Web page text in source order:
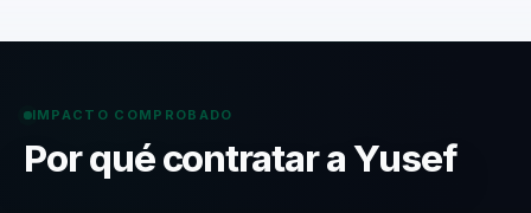
IMPACTO COMPROBADO
Por qué contratar a Yusef